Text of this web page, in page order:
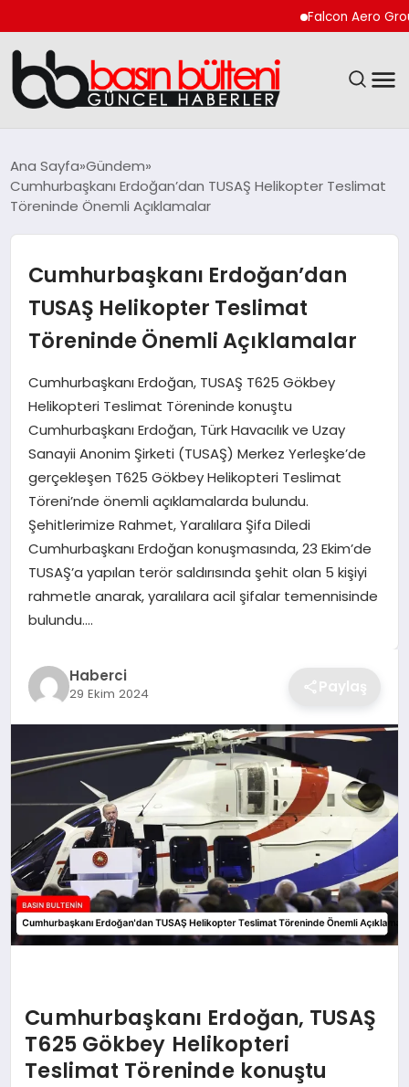
Falcon Aero Group,
GÜNCEL
SAĞLIK
SPOR
TEKNOLOJI
YAŞAM
GÜNDEM
Ana Sayfa Gündem
Cumhurbaşkanı Erdoğan’dan TUSAŞ Helikopter Teslimat
Töreninde Önemli Açıklamalar
Cumhurbaşkanı Erdoğan’dan
TUSAŞ Helikopter Teslimat
Töreninde Önemli Açıklamalar
Cumhurbaşkanı Erdoğan, TUSAŞ T625 Gökbey
Helikopteri Teslimat Töreninde konuştu
Cumhurbaşkanı Erdoğan, Türk Havacılık ve Uzay
Sanayii Anonim Şirketi (TUSAŞ) Merkez Yerleşke’de
gerçekleşen T625 Gökbey Helikopteri Teslimat
Töreni’nde önemli açıklamalarda bulundu.
Şehitlerimize Rahmet, Yaralılara Şifa Diledi
Cumhurbaşkanı Erdoğan konuşmasında, 23 Ekim’de
TUSAŞ’a yapılan terör saldırısında şehit olan 5 kişiyi
rahmetle anarak, yaralılara acil şifalar temennisinde
bulundu….
Haberci
29 Ekim 2024 Paylaş
Cumhurbaşkanı Erdoğan, TUSAŞ
T625 Gökbey Helikopteri
Teslimat Töreninde konuştu